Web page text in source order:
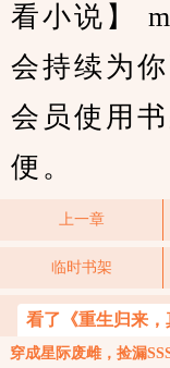
看小说】
会持续为
会员使用
便。
上一章
临时书架
看了《重生归来
穿成星际废雌，捡漏